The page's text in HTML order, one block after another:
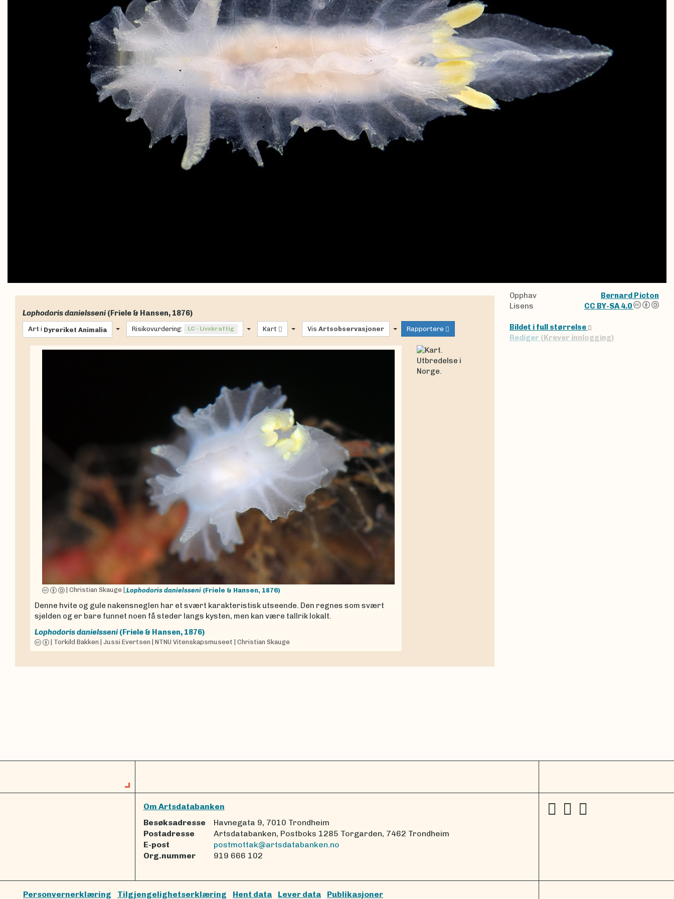
Lophodoris danielsseni (Friele & Hansen, 1876)
Art i Dyreriket Animalia Risikovurdering: LC - Livskraftig Kart VisArtsobservasjoner Rapportere
Christian Skauge Lophodoris danielsseni (Friele & Hansen, 1876)
Denne hvite og gule nakensneglen har et svært karakteristisk utseende. Den regnes som svært
sjelden og er bare funnet noen få steder langs kysten, men kan være tallrik lokalt.
Lophodoris danielsseni (Friele & Hansen, 1876)
Torkild Bakken Jussi Evertsen NTNU Vitenskapsmuseet Christian Skauge
Opphav
Bernard Picton
Lisens
CC BY-SA 4.0
Bildet i full størrelse
Rediger (Krever innlogging)
Om Artsdatabanken
Besøksadresse
Havnegata 9, 7010 Trondheim
Postadresse
Artsdatabanken, Postboks 1285 Torgarden, 7462 Trondheim
E-post
postmottak@artsdatabanken.no
Org.nummer
919 666 102
Personvernerklæring Tilgjengelighetserklæring Hent data Lever data Publikasjoner